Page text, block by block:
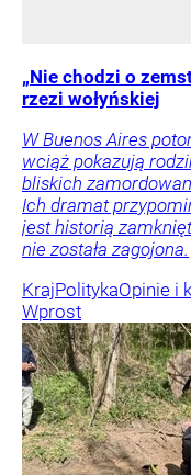
„Nie chodzi o
rzezi wołyńskiej
W Buenos Aires
wciąż pokazują
bliskich
Ich dramat
jest historią
nie została zagojona.
KrajPolitykaOpinie i
Wprost